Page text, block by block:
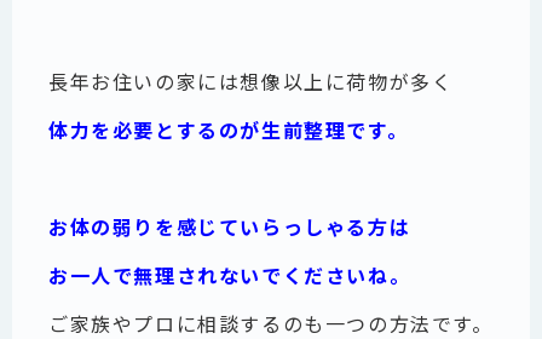
長年お住いの家には想像以上に荷物が多く
体力を必要とするのが生前整理です。
お体の弱りを感じていらっしゃる方は
お一人で無理されないでくださいね。
ご家族やプロに相談するのも一つの方法です。